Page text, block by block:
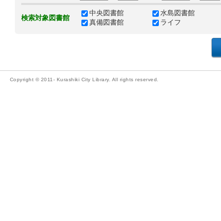
検索対象図書館
中央図書館
水島図書館
真備図書館
ライフ
Copyright © 2011- Kurashiki City Library. All rights reserved.